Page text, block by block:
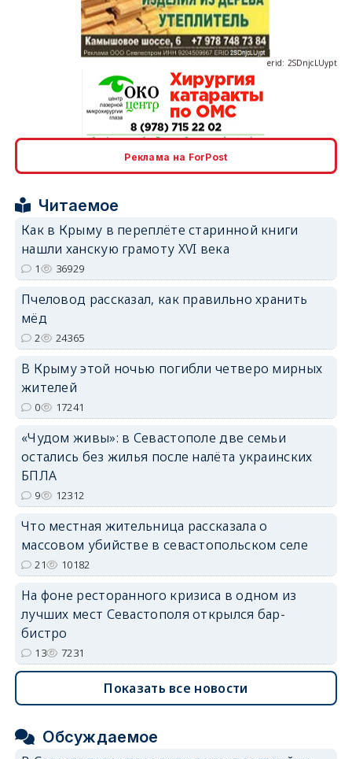
erid: 2SDnjcLUypt
erid: 2SDnjdvhGXG
Реклама на ForPost
Читаемое
Как в Крыму в переплёте старинной книги
нашли ханскую грамоту XVI века
1 36929
Пчеловод рассказал, как правильно хранить
мёд
2 24365
В Крыму этой ночью погибли четверо мирных
жителей
0 17241
«Чудом живы»: в Севастополе две семьи
остались без жилья после налёта украинских
БПЛА
9 12312
Что местная жительница рассказала о
массовом убийстве в севастопольском селе
21 10182
На фоне ресторанного кризиса в одном из
лучших мест Севастополя открылся бар-
бистро
13 7231
Показать все новости
Обсуждаемое